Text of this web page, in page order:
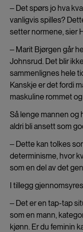
‒ Det spørs jo hva
vanligvis spilles?
setter normene, sier
‒ Marit Bjørgen går
Johnsrud. Det blir
sammenlignes hele
Kanskje er det fordi
maskuline rommet
Så lenge mannen og
aldri bli ansett som
‒ Dette kan tolkes
determinisme, hvor
som en del av det
I tillegg
‒ Det er en tap-tap
som en mann,
kjønn. Er du feminin